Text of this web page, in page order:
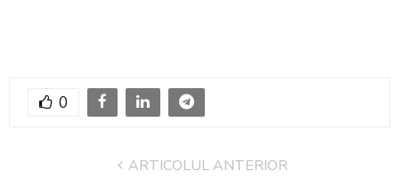
0
ARTICOLUL ANTERIOR